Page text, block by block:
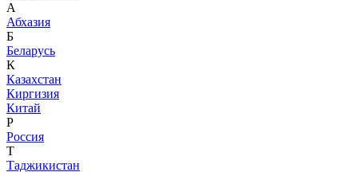
А
Абхазия
Б
Беларусь
К
Казахстан
Киргизия
Китай
Р
Россия
Т
Таджикистан